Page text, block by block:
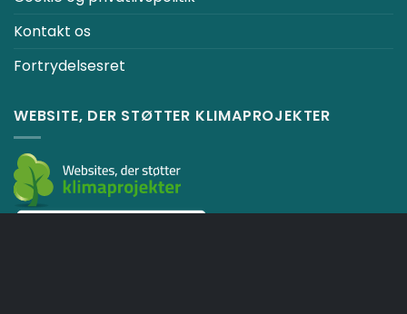
Kontakt os
Fortrydelsesret
WEBSITE, DER STØTTER KLIMAPROJEKTER